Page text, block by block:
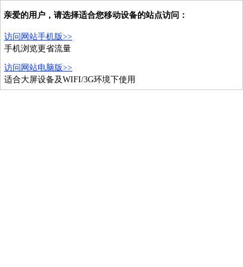
亲爱的用户，请选择适合您移动设备的站点访问：
访问网站手机版>>
手机浏览更省流量
访问网站电脑版>>
适合大屏设备及WIFI/3G环境下使用